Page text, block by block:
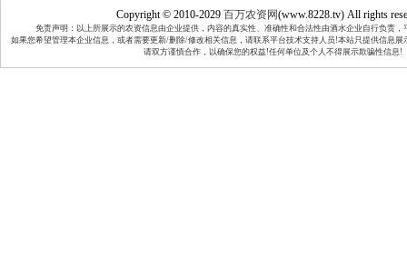
Copyright © 2010-2029 百万农资网(www.8228.tv) All rights
免责声明：以上所展示的农资信息由企业提供，内容的真实性、准确性和合法性由酒水企业自行负责，
如果您希望管理本企业信息，或者需要更新/删除/修改相关信息，请联系平台技术支持人员!本站只提供信息
请双方谨慎合作，以确保您的权益!任何单位及个人不得展示欺骗性信息!